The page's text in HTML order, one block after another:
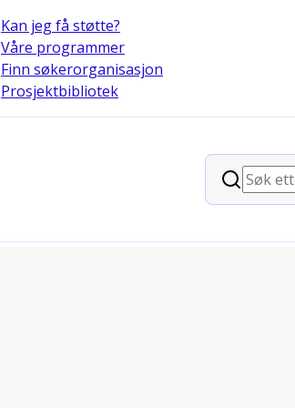
Kan jeg få støtte?
Våre programmer
Finn søkerorganisasjon
Prosjektbibliotek
Søk